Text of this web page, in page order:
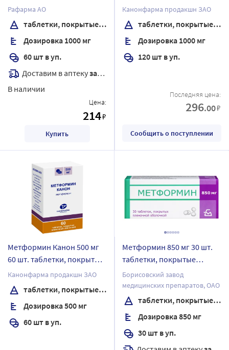
пленочной оболочкой
Рафарма АО
таблетки, покрытые пленочной оболочкой
Дозировка 1000 мг
60 шт в уп.
Доставим в аптекузавтра
В наличии
Цена:
214₽
Купить
покрытые пленочной
оболочкой банка
Канонфарма продакшн ЗАО
таблетки, покрытые пленочной оболочкой
Дозировка 1000 мг
120 шт в уп.
Последняя цена:
296.00₽
Сообщить о поступлении
Метформин Канон 500 мг
60 шт. таблетки, покрытые
пленочной оболочкой
банка
Канонфарма продакшн ЗАО
таблетки, покрытые пленочной оболочкой
Дозировка 500 мг
60 шт в уп.
Метформин 850 мг 30 шт.
таблетки, покрытые
пленочной оболочкой
Борисовский завод
медицинских препаратов, ОАО
таблетки, покрытые пленочной оболочкой
Дозировка 850 мг
30 шт в уп.